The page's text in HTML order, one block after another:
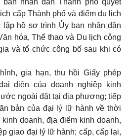
nhân dân Thành phố quyết
cấp Thành phố và điểm du lịch
hồ sơ trình Ủy ban nhân dân
hóa, Thể thao và Du lịch công
và tổ chức công bố sau khi có
gia hạn, thu hồi Giấy phép
diện của doanh nghiệp kinh
ngoài đặt tại địa phương; tiếp
bản của đại lý lữ hành về thời
doanh, địa điểm kinh doanh,
giao đại lý lữ hành; cấp, cấp lại,